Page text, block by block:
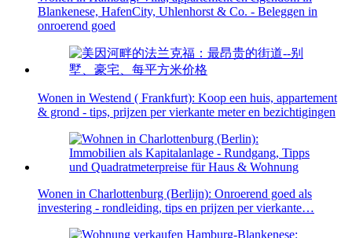
Blankenese, HafenCity, Uhlenhorst & Co. - Beleggen in
onroerend goed
Wonen in Westend ( Frankfurt): Koop een huis, appartement
& grond - tips, prijzen per vierkante meter en bezichtigingen
Wonen in Charlottenburg (Berlijn): Onroerend goed als
investering - rondleiding, tips en prijzen per vierkante…